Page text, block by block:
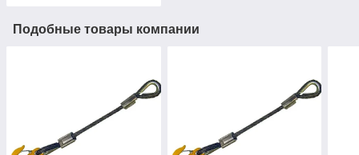
Подобные товары компании